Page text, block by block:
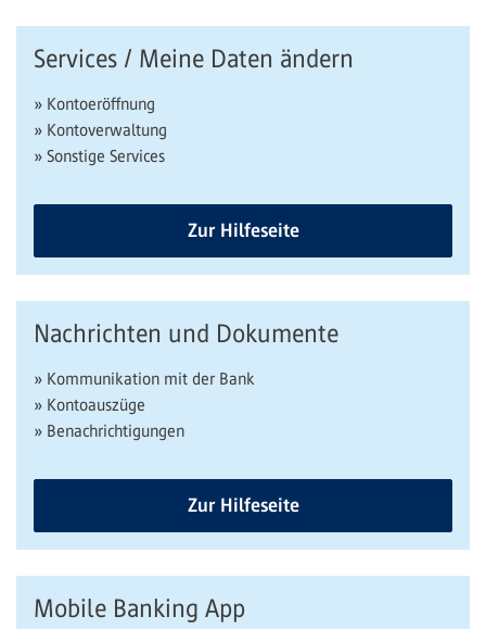
Services / Meine Daten ändern
» Kontoeröffnung
» Kontoverwaltung
» Sonstige Services
Zur Hilfeseite
Nachrichten und Dokumente
» Kommunikation mit der Bank
» Kontoauszüge
» Benachrichtigungen
Zur Hilfeseite
Mobile Banking App